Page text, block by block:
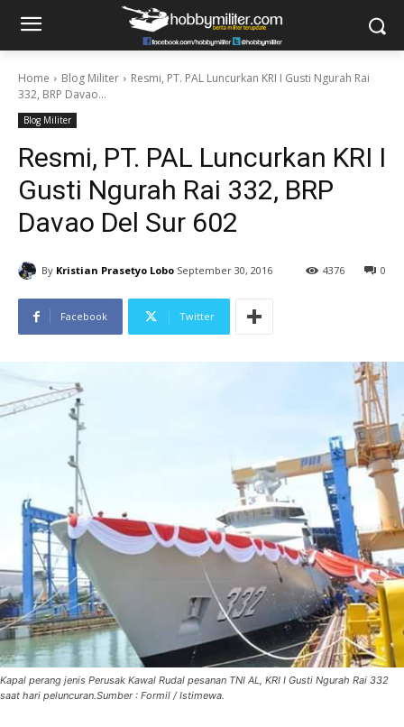
Home Blog Militer
Resmi, PT. PAL Luncurkan KRI I Gusti Ngurah Rai
332, BRP Davao...
Blog Militer
Resmi, PT. PAL Luncurkan KRI I
Gusti Ngurah Rai 332, BRP
Davao Del Sur 602
By Kristian Prasetyo Lobo September 30, 2016 0
4376
Facebook Twitter
Kapal perang jenis Perusak Kawal Rudal pesanan TNI AL, KRI I Gusti Ngurah Rai 332
saat hari peluncuran.Sumber : Formil / Istimewa.